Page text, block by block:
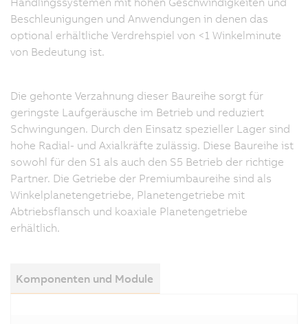
Beschleunigungen und Anwendungen in denen das
optional erhältliche Verdrehspiel von <1 Winkelminute
von Bedeutung ist.
Die gehonte Verzahnung dieser Baureihe sorgt für
geringste Laufgeräusche im Betrieb und reduziert
Schwingungen. Durch den Einsatz spezieller Lager sind
hohe Radial- und Axialkräfte zulässig. Diese Baureihe ist
sowohl für den S1 als auch den S5 Betrieb der richtige
Partner. Die Getriebe der Premiumbaureihe sind als
Winkelplanetengetriebe, Planetengetriebe mit
Abtriebsflansch und koaxiale Planetengetriebe
erhältlich.
Komponenten und Module